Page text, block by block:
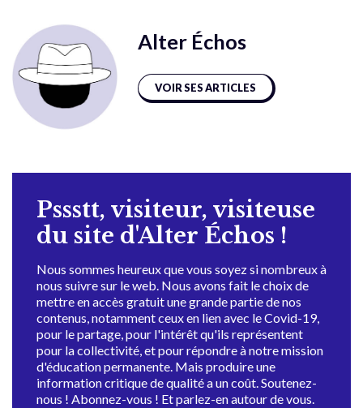
Alter Échos
VOIR SES ARTICLES
Pssstt, visiteur, visiteuse
du site d'Alter Échos !
Nous sommes heureux que vous soyez si nombreux à
nous suivre sur le web. Nous avons fait le choix de
mettre en accès gratuit une grande partie de nos
contenus, notamment ceux en lien avec le Covid-19,
pour le partage, pour l'intérêt qu'ils représentent
pour la collectivité, et pour répondre à notre mission
d'éducation permanente. Mais produire une
information critique de qualité a un coût. Soutenez-
nous ! Abonnez-vous ! Et parlez-en autour de vous.